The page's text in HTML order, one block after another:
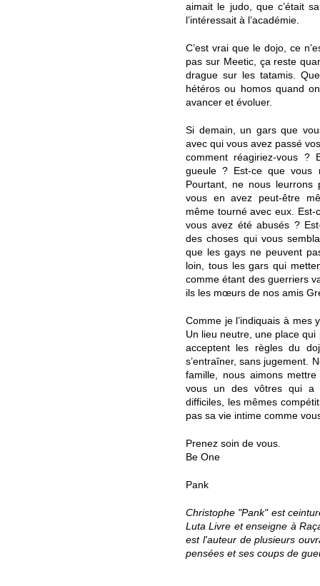
aimait le judo, que c’était
l’intéressait à l’académie.
C’est vrai que le dojo, ce
pas sur Meetic, ça reste
drague sur les tatamis.
hétéros ou homos quand
avancer et évoluer.
Si demain, un gars que
avec qui vous avez passé
comment réagiriez-vous ?
gueule ? Est-ce que vous
Pourtant, ne nous
vous en avez peut-être
même tourné avec eux. Est-
vous avez été abusés ?
des choses qui vous
que les gays ne peuvent
loin, tous les gars qui
comme étant des guerriers
ils les mœurs de nos amis
Comme je l’indiquais à mes
Un lieu neutre, une place
acceptent les règles du
s’entraîner, sans jugement.
famille, nous aimons
vous un des vôtres qui a
difficiles, les mêmes
pas sa vie intime comme
Prenez soin de vous.
Be One
Pank
Christophe "Pank" est
Luta Livre et enseigne à
est l'auteur de plusieurs
pensées et ses coups de